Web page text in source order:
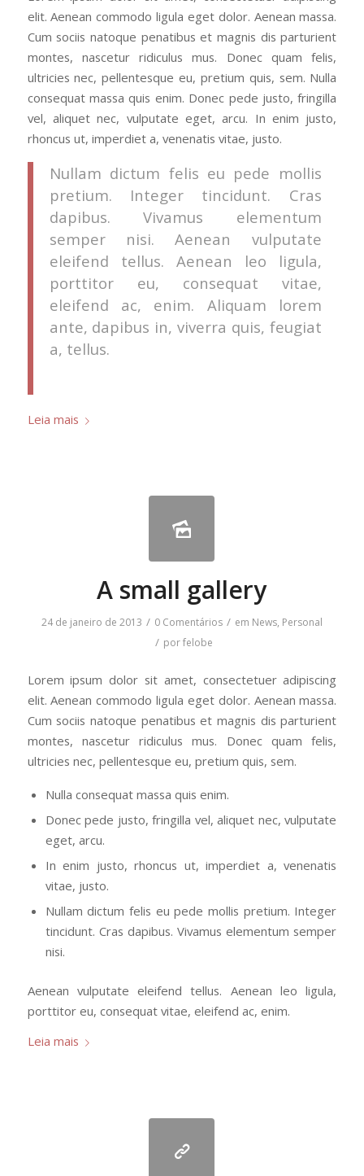
elit. Aenean commodo ligula eget dolor. Aenean massa.
Cum sociis natoque penatibus et magnis dis parturient
montes, nascetur ridiculus mus. Donec quam felis,
ultricies nec, pellentesque eu, pretium quis, sem. Nulla
consequat massa quis enim. Donec pede justo, fringilla
vel, aliquet nec, vulputate eget, arcu. In enim justo,
rhoncus ut, imperdiet a, venenatis vitae, justo.
Nullam dictum felis eu pede mollis
pretium. Integer tincidunt. Cras
dapibus. Vivamus elementum
semper nisi. Aenean vulputate
eleifend tellus. Aenean leo ligula,
porttitor eu, consequat vitae,
eleifend ac, enim. Aliquam lorem
ante, dapibus in, viverra quis, feugiat
a, tellus.
Leia mais
A small gallery
24 de janeiro de 2013 / 0 Comentários / em News, Personal
/ porfelobe
Lorem ipsum dolor sit amet, consectetuer adipiscing
elit. Aenean commodo ligula eget dolor. Aenean massa.
Cum sociis natoque penatibus et magnis dis parturient
montes, nascetur ridiculus mus. Donec quam felis,
ultricies nec, pellentesque eu, pretium quis, sem.
Nulla consequat massa quis enim.
Donec pede justo, fringilla vel, aliquet nec, vulputate
eget, arcu.
In enim justo, rhoncus ut, imperdiet a, venenatis
vitae, justo.
Nullam dictum felis eu pede mollis pretium. Integer
tincidunt. Cras dapibus. Vivamus elementum semper
nisi.
Aenean vulputate eleifend tellus. Aenean leo ligula,
porttitor eu, consequat vitae, eleifend ac, enim.
Leia mais